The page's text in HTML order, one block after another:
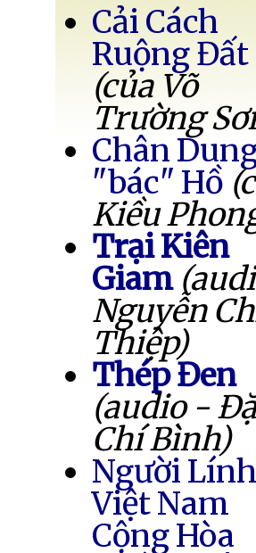
Cải Cách
Ruộng Đất
(của Võ
Trường
Chân
"bác" Hồ
Kiều
Trại Kiên
Giam
Nguyễn
Thiệp)
Thép Đen
(audio -
Chí Bình)
Người Lính
Việt Nam
Cộng Hòa